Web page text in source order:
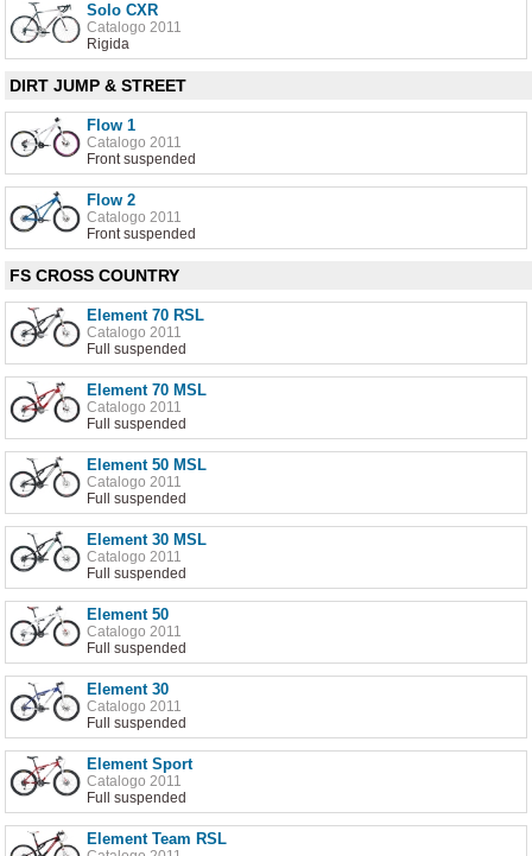
Solo CXR
Catalogo 2011
Rigida
DIRT JUMP & STREET
Flow 1
Catalogo 2011
Front suspended
Flow 2
Catalogo 2011
Front suspended
FS CROSS COUNTRY
Element 70 RSL
Catalogo 2011
Full suspended
Element 70 MSL
Catalogo 2011
Full suspended
Element 50 MSL
Catalogo 2011
Full suspended
Element 30 MSL
Catalogo 2011
Full suspended
Element 50
Catalogo 2011
Full suspended
Element 30
Catalogo 2011
Full suspended
Element Sport
Catalogo 2011
Full suspended
Element Team RSL